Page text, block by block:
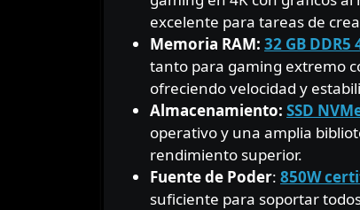
excelente para tareas de
Memoria RAM: 32 GB DDR5
tanto para gaming extremo
ofreciendo velocidad y
Almacenamiento: SSD
operativo y una amplia
rendimiento superior.
Fuente de Poder: 850W
suficiente para soportar